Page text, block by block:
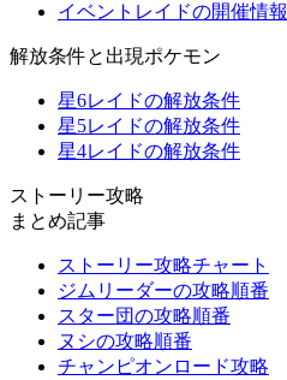
イベントレイドの開催情報
解放条件と出現ポケモン
星6レイドの解放条件
星5レイドの解放条件
星4レイドの解放条件
ストーリー攻略
まとめ記事
ストーリー攻略チャート
ジムリーダーの攻略順番
スター団の攻略順番
ヌシの攻略順番
チャンピオンロード攻略